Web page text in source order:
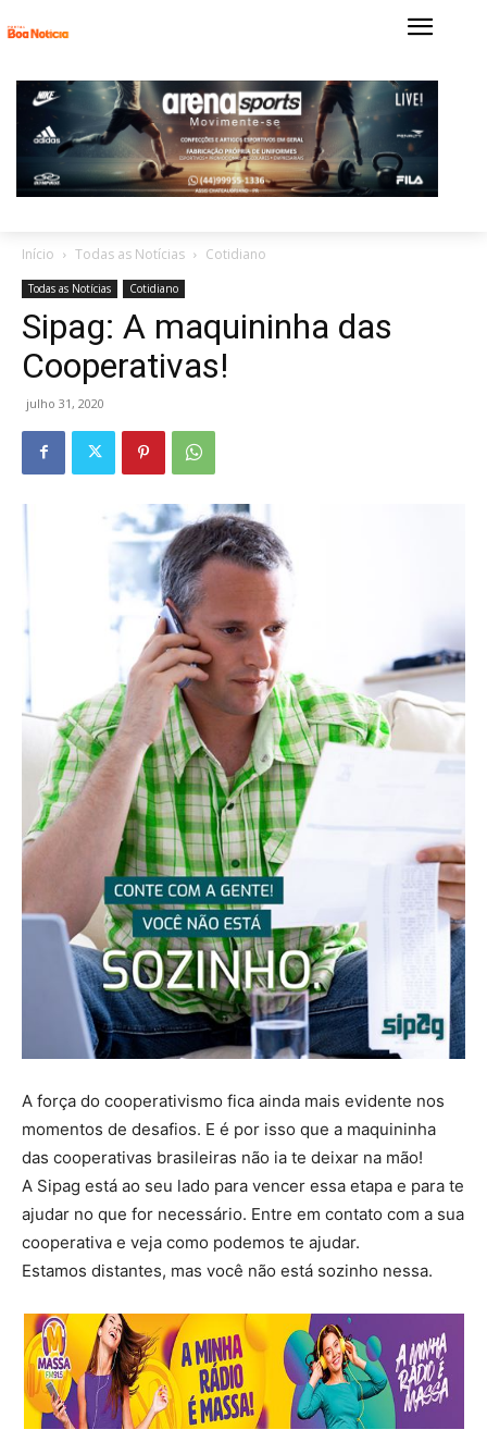
Início Todas as Notícias Cotidiano
Todas as Notícias Cotidiano
Sipag: A maquininha das
Cooperativas!
julho 31, 2020
A força do cooperativismo fica ainda mais evidente nos
momentos de desafios. E é por isso que a maquininha
das cooperativas brasileiras não ia te deixar na mão!
A Sipag está ao seu lado para vencer essa etapa e para te
ajudar no que for necessário. Entre em contato com a sua
cooperativa e veja como podemos te ajudar.
Estamos distantes, mas você não está sozinho nessa.